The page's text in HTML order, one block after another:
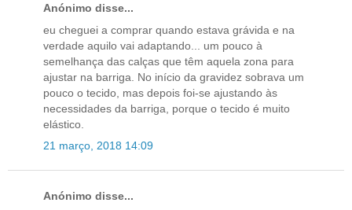
Anónimo disse...
eu cheguei a comprar quando estava grávida e na
verdade aquilo vai adaptando... um pouco à
semelhança das calças que têm aquela zona para
ajustar na barriga. No início da gravidez sobrava um
pouco o tecido, mas depois foi-se ajustando às
necessidades da barriga, porque o tecido é muito
elástico.
21 março, 2018 14:09
Anónimo disse...